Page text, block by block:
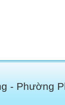
- Phường